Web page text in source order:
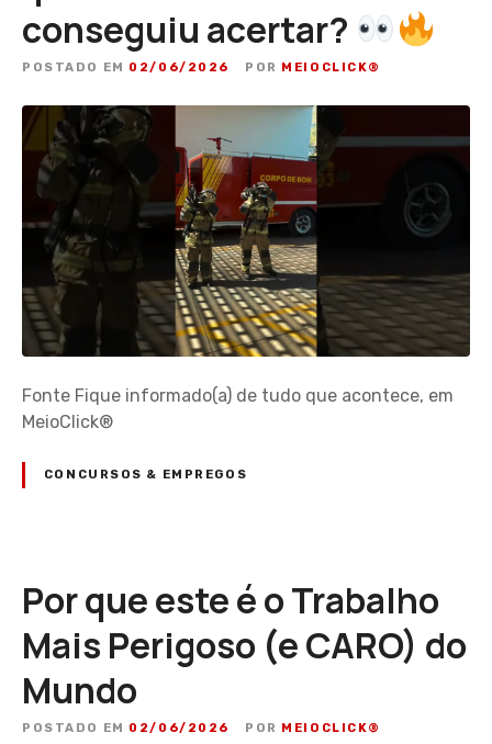
conseguiu acertar?
POSTADO EM 02/06/2026 POR MEIOCLICK®
Fonte Fique informado(a) de tudo que acontece, em
MeioClick®
CONCURSOS & EMPREGOS
Por que este é o Trabalho
Mais Perigoso (e CARO) do
Mundo
POSTADO EM 02/06/2026 POR MEIOCLICK®